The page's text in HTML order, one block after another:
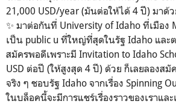
21,000 USD/year (มันต่อให้ได้ 4 ปี) มาด้
✨ มาต่อกันที่ University of Idaho ที่เมือง
เป็น public u ที่ใหญ่ที่สุดในรัฐ Idaho แล
สมัครพอดีเพราะมี Invitation to Idaho
USD ต่อปี (ให้สูงสุด 4 ปี) ด้วย ก็เลยลองสมั
จริง ๆ ชอบรัฐ Idaho จากเรื่อง Spinning
ในบล็อคนี้จะมีการแชร์เรื่องราวของเราแล